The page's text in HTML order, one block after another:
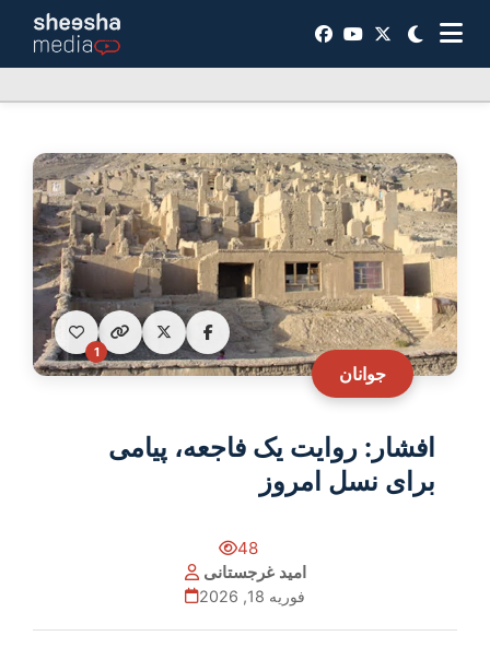
جوانان
1
افشار: روایت یک فاجعه، پیامی
برای نسل امروز
48
امید غرجستانی
فوریه 18, 2026